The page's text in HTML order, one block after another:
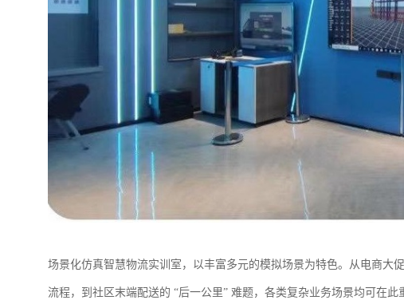
场景化仿真智慧物流实训室，以丰富多元的模拟场景为特色。从电商大
流程，到社区末端配送的 “后一公里” 难题，各类复杂业务场景均可在